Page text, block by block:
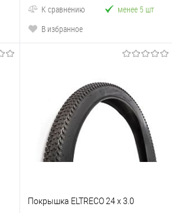
К сравнению
менее 5 шт
В избранное
Покрышка ELTRECO 24 x 3.0